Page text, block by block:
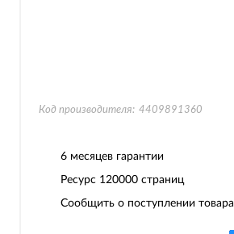
Код производителя: 4409891360
6 месяцев гарантии
Ресурс 120000 страниц
Сообщить о поступлении товара